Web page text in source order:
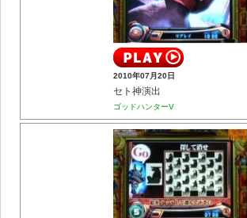
2010年07月20日
セト神演出
ゴッドハンターV